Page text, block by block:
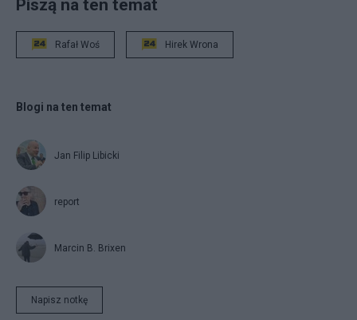
Piszą na ten temat
Rafał Woś Hirek Wrona
Blogi na ten temat
Jan Filip Libicki
report
Marcin B. Brixen
Napisz notkę